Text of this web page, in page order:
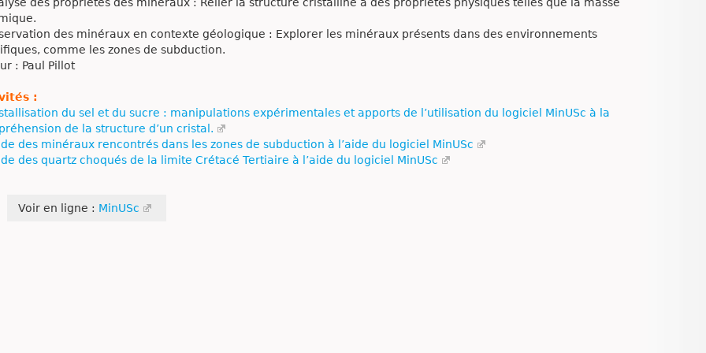
des minéraux en contexte géologique : Explorer les minéraux présents dans des environnements
comme les zones de subduction.
: Paul Pillot
:
du sel et du sucre : manipulations expérimentales et apports de l’utilisation du logiciel MinUSc à la
de la structure d’un cristal.
des minéraux rencontrés dans les zones de subduction à l’aide du logiciel MinUSc
des quartz choqués de la limite Crétacé Tertiaire à l’aide du logiciel MinUSc
Voir en ligne : MinUSc